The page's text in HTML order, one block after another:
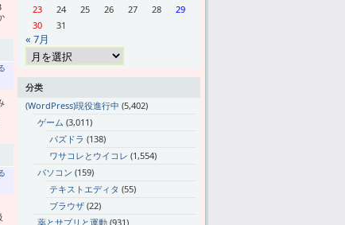
23
24 25 26 27 28
29
30
31
« 7月
分类
(WordPress)現役進行中 (5,402)
ゲーム (3,011)
パズドラ (138)
ワサコレとウイコレ (1,554)
パソコン (159)
テキストエディタ (55)
ブラウザ (22)
薬とサプリと運動 (931)